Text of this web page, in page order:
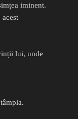
iminent.
acest
lui, unde